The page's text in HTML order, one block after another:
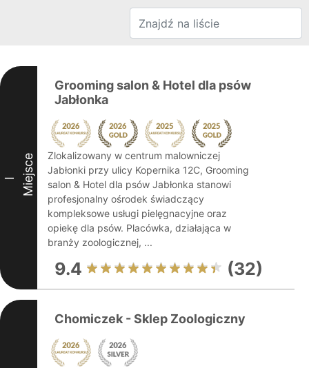
I Miejsce
Grooming salon & Hotel dla psów
Jabłonka
Zlokalizowany w centrum malowniczej
Jabłonki przy ulicy Kopernika 12C, Grooming
salon & Hotel dla psów Jabłonka stanowi
profesjonalny ośrodek świadczący
kompleksowe usługi pielęgnacyjne oraz
opiekę dla psów. Placówka, działająca w
branży zoologicznej, ...
9.4 (32)
Chomiczek - Sklep Zoologiczny